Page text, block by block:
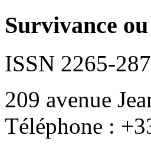
Survivance
ISSN 2265-
209 avenue
Téléphone :